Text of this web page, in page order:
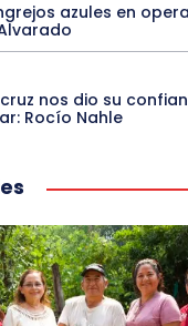
azules en
nos dio su
Rocío Nahle